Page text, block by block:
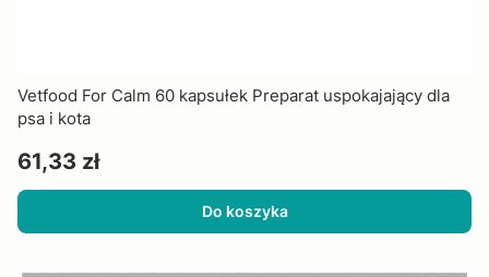
Vetfood For Calm 60 kapsułek Preparat uspokajający dla
psa i kota
Cena
61,33 zł
Do koszyka